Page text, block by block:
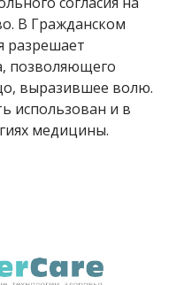
В Гражданском
разрешает
позволяющего
выразившее волю.
использован и в
медицины.